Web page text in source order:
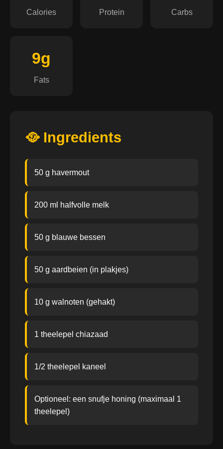
Calories Protein Carbs
9g
Fats
🥘 Ingredients
50 g havermout
200 ml halfvolle melk
50 g blauwe bessen
50 g aardbeien (in plakjes)
10 g walnoten (gehakt)
1 theelepel chiazaad
1/2 theelepel kaneel
Optioneel: een snufje honing (maximaal 1
theelepel)